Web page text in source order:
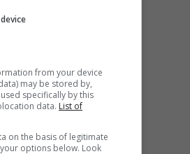
altisonante,
from your device
may be stored by,
specifically by this
data. List of
on the basis of legitimate
options below. Look